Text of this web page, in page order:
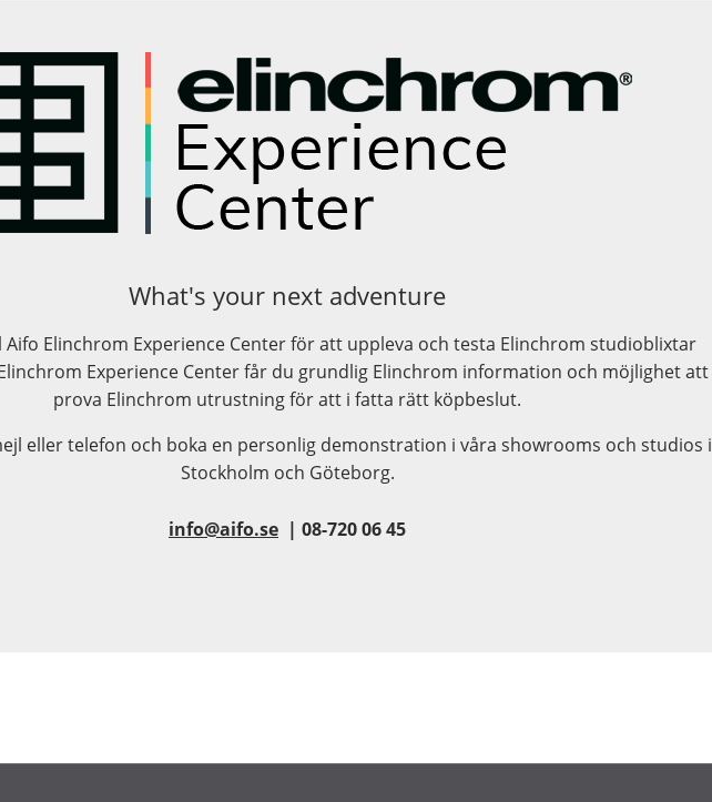
What's your next adventure
Elinchrom Experience Center för att uppleva och testa Elinchrom studioblixtar
Experience Center får du grundlig Elinchrom information och möjlighet att
prova Elinchrom utrustning för att i fatta rätt köpbeslut.
eller telefon och boka en personlig demonstration i våra showrooms och studios i
Stockholm och Göteborg.
info@aifo.se | 08-720 06 45